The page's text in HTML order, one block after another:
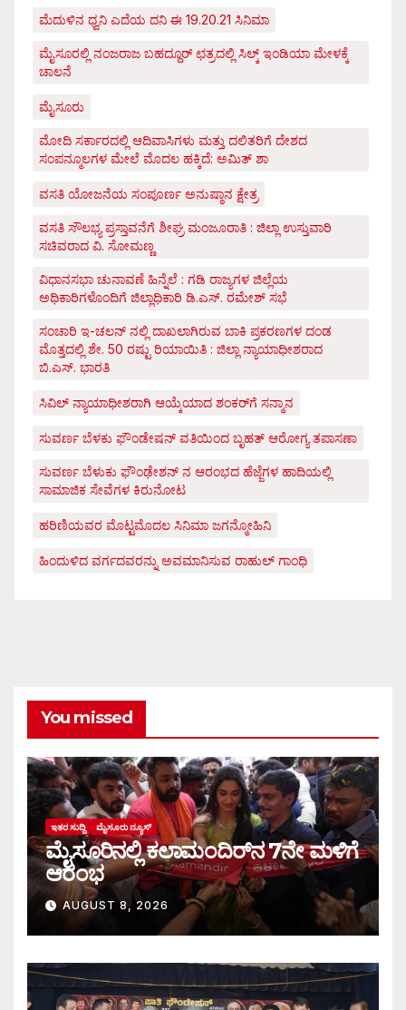
ಮೆದುಳಿನ ಧ್ವನಿ ಎದೆಯ ದನಿ ಈ 19.20.21 ಸಿನಿಮಾ
ಮೈಸೂರಲ್ಲಿ ನಂಜರಾಜ ಬಹದ್ದೂರ್ ಛತ್ರದಲ್ಲಿ ಸಿಲ್ಕ್ ಇಂಡಿಯಾ ಮೇಳಕ್ಕೆ
ಚಾಲನೆ
ಮೈಸೂರು
ಮೋದಿ ಸರ್ಕಾರದಲ್ಲಿ ಆದಿವಾಸಿಗಳು ಮತ್ತು ದಲಿತರಿಗೆ ದೇಶದ
ಸಂಪನ್ಮೂಲಗಳ ಮೇಲೆ ಮೊದಲ ಹಕ್ಕಿದೆ: ಅಮಿತ್ ಶಾ
ವಸತಿ ಯೋಜನೆಯ ಸಂಪೂರ್ಣ ಅನುಷ್ಠಾನ ಕ್ಷೇತ್ರ
ವಸತಿ ಸೌಲಭ್ಯ ಪ್ರಸ್ತಾವನೆಗೆ ಶೀಘ್ರ ಮಂಜೂರಾತಿ : ಜಿಲ್ಲಾ ಉಸ್ತುವಾರಿ
ಸಚಿವರಾದ ವಿ. ಸೋಮಣ್ಣ
ವಿಧಾನಸಭಾ ಚುನಾವಣೆ ಹಿನ್ನೆಲೆ : ಗಡಿ ರಾಜ್ಯಗಳ ಜಿಲ್ಲೆಯ
ಅಧಿಕಾರಿಗಳೊಂದಿಗೆ ಜಿಲ್ಲಾಧಿಕಾರಿ ಡಿ.ಎಸ್. ರಮೇಶ್ ಸಭೆ
ಸಂಚಾರಿ ಇ-ಚಲನ್ ನಲ್ಲಿ ದಾಖಲಾಗಿರುವ ಬಾಕಿ ಪ್ರಕರಣಗಳ ದಂಡ
ಮೊತ್ತದಲ್ಲಿ ಶೇ. 50 ರಷ್ಟು ರಿಯಾಯಿತಿ : ಜಿಲ್ಲಾ ನ್ಯಾಯಾಧೀಶರಾದ
ಬಿ.ಎಸ್. ಭಾರತಿ
ಸಿವಿಲ್ ನ್ಯಾಯಾಧೀಶರಾಗಿ ಆಯ್ಕೆಯಾದ ಶಂಕರ್‌ಗೆ ಸನ್ಮಾನ
ಸುವರ್ಣ ಬೆಳಕು ಫೌಂಡೇಷನ್ ವತಿಯಿಂದ ಬೃಹತ್ ಆರೋಗ್ಯ ತಪಾಸಣಾ
ಸುವರ್ಣ ಬೆಳುಕು ಫೌಂಢೇಶನ್ ನ ಆರಂಭದ ಹೆಜ್ಜೆಗಳ ಹಾದಿಯಲ್ಲಿ
ಸಾಮಾಜಿಕ ಸೇವೆಗಳ ಕಿರುನೋಟ
ಹರಿಣಿಯವರ ಮೊಟ್ಟಮೊದಲ ಸಿನಿಮಾ ಜಗನ್ಮೋಹಿನಿ
ಹಿಂದುಳಿದ ವರ್ಗದವರನ್ನು ಅವಮಾನಿಸುವ ರಾಹುಲ್ ಗಾಂಧಿ
You missed
ಇತರ ಸುದ್ದಿ ಮೈಸೂರು ನ್ಯೂಸ್
ಮೈಸೂರಿನಲ್ಲಿ ಕಲಾಮಂದಿರ್‌ನ 7ನೇ ಮಳಿಗೆ
ಆರಂಭ
AUGUST 8, 2026